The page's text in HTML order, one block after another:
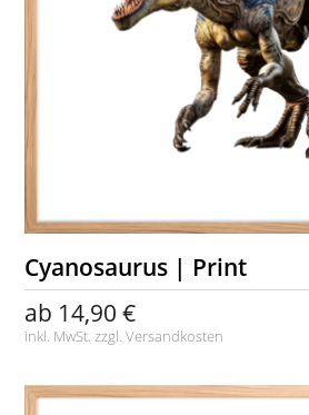
Cyanosaurus | Print
ab 14,90 €
inkl. MwSt. zzgl.Versandkosten